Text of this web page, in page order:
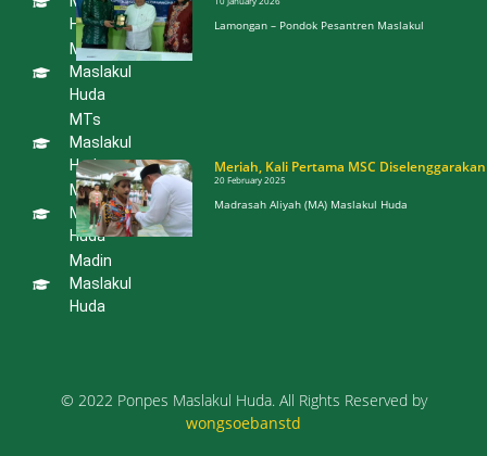
Huda
MI
Maslakul
Huda
MTs
Maslakul
Huda
MA
Maslakul
Huda
Madin
Maslakul
Huda
Maslakul
Huda
Lamongan
Jalin Kerja
Sama
dengan
UIN Kiai
Haji
Achmad
Siddiq
Jember
10 January 2026
Lamongan –
Pondok
Pesantren
Maslakul
Meriah, Kali
Pertama MSC
Diselenggarakan
Lamongan – Pondok Pesantren Maslakul
Meriah, Kali Pertama MSC Diselenggarakan
20 February 2025
Madrasah Aliyah (MA) Maslakul Huda
© 2022 Ponpes Maslakul Huda. All Rights Reserved by
wongsoebanstd